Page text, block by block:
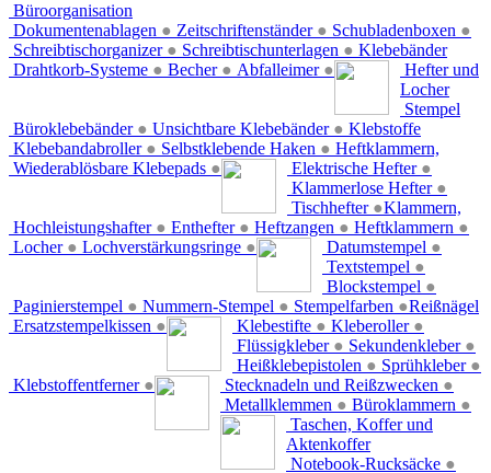
Büroorganisation
Dokumentenablagen ● Zeitschriftenständer ● Schubladenboxen ●
Schreibtischorganizer ● Schreibtischunterlagen ●
Drahtkorb-Systeme ● Becher ● Abfalleimer ●
Klebebänder
Büroklebebänder ● Unsichtbare Klebebänder ●
Klebebandabroller ● Selbstklebende Haken ●
Wiederablösbare Klebepads ●
Hefter und
Locher
Elektrische Hefter ●
Klammerlose Hefter ●
Tischhefter ●
Hochleistungshafter ● Enthefter ● Heftzangen ● Heftklammern ●
Locher ● Lochverstärkungsringe ●
Stempel
Datumstempel ●
Textstempel ●
Blockstempel ●
Paginierstempel ● Nummern-Stempel ● Stempelfarben ●
Ersatzstempelkissen ●
Klebstoffe
Klebestifte ● Kleberoller ●
Flüssigkleber ● Sekundenkleber ●
Heißklebepistolen ● Sprühkleber ●
Klebstoffentferner ●
Heftklammern,
Klammern,
Reißnägel
Stecknadeln und Reißzwecken ●
Metallklemmen ● Büroklammern ●
Taschen, Koffer und
Aktenkoffer
Notebook-Rucksäcke ●